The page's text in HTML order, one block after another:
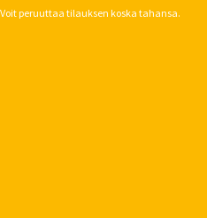
Voit peruuttaa tilauksen koska tahansa.